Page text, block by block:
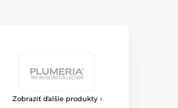
Zobraziť ďalšie produkty ›